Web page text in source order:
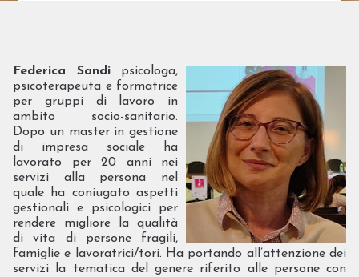
Federica Sandipsicologa,
psicoterapeuta e formatrice
per gruppi di lavoro in
ambito socio-sanitario.
Dopo un master in gestione
di impresa sociale ha
lavorato per 20 anni nei
servizi alla persona nel
quale ha coniugato aspetti
gestionali e psicologici per
rendere migliore la qualità
di vita di persone fragili,
famiglie e lavoratrici/tori. Ha portando all’attenzione dei
servizi la tematica del genere riferito alle persone con